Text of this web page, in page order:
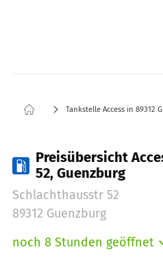
Tankstelle Access in 89312
Preisübersicht
52, Guenzburg
Schlachthausstr 52
89312 Guenzburg
noch 8 Stunden geöffnet